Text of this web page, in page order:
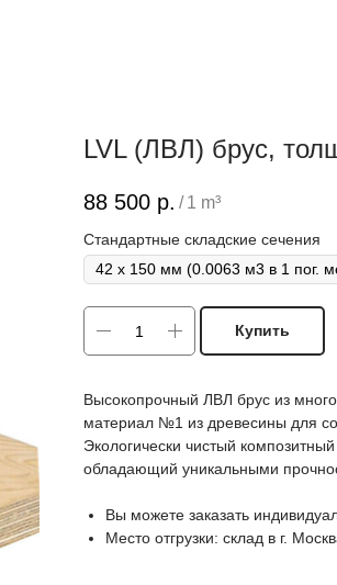
LVL (ЛВЛ) брус,
88 500 р. / 1 m³
Стандартные складские сечения
Купить
Высокопрочный ЛВЛ брус из
материал №1 из древесины для
Экологически чистый
обладающий уникальными
Вы можете заказать
Место отгрузки: склад в г.